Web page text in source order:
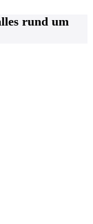
rund um